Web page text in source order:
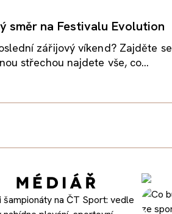
směr na Festivalu Evolution
zářijový víkend? Zajděte se
střechou najdete vše, co...